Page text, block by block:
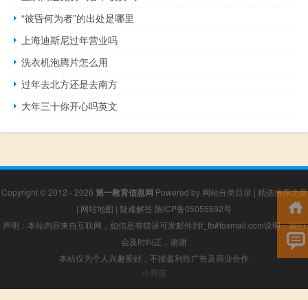
“彼昏何为者”的出处是哪里
上海迪斯尼过年营业吗
洗衣机泡腾片怎么用
过年去北方还是去南方
大年三十你开心吗英文
Copyright © 2012 - 2026 第一教育信息网 Powered by 网站分类目录 | 精选推荐文章
| 网站地图 | 疑难解答 陕ICP备05055592号
声明：本站内容来自互联网，如信息有错误可发邮件到f_fb#foxmail.com说明，我们
会及时纠正，谢谢
本站仅为个人兴趣爱好，不接盈利性广告及商业合作
小男孩